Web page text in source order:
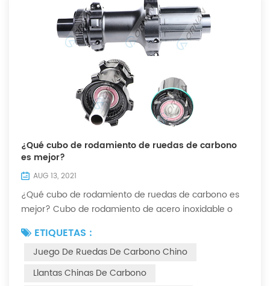
¿Qué cubo de rodamiento de ruedas de carbono
es mejor?
AUG 13, 2021
¿Qué cubo de rodamiento de ruedas de carbono es
mejor? Cubo de rodamiento de acero inoxidable o
llantas de carbono, la configuración del buje también
es una de las claves de un buen par de ruedas de
fibra de carbono. ¿Cómo mantenemos el buje
ETIQUETAS :
Juego De Ruedas De Carbono Chino
Llantas Chinas De Carbono